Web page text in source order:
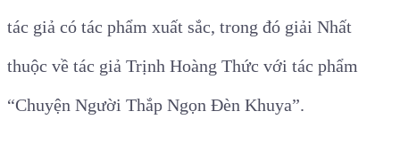
tác giả có tác phẩm xuất sắc, trong đó giải Nhất
thuộc về tác giả Trịnh Hoàng Thức với tác phẩm
“Chuyện Người Thắp Ngọn Đèn Khuya”.